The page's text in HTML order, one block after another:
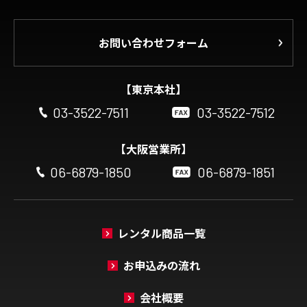
お問い合わせフォーム
【東京本社】
03-3522-7511
03-3522-7512
【大阪営業所】
06-6879-1850
06-6879-1851
レンタル商品一覧
お申込みの流れ
会社概要